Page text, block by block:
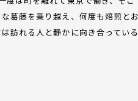
葛藤を乗り越え、何度も焙煎と
訪れる人と静かに向き合ってい